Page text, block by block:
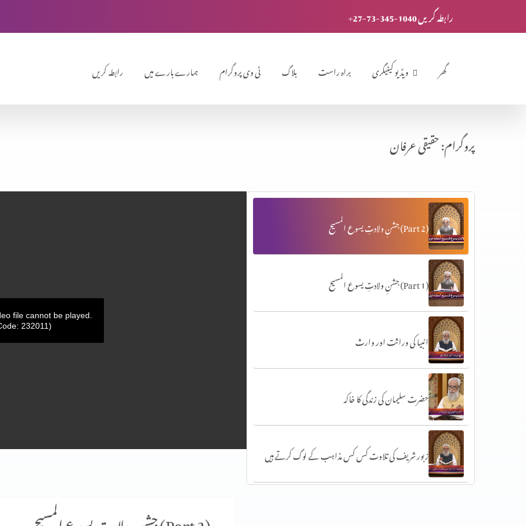
+27-73-345-1040 رابطہ کریں
رابطہ کریں ہمارے بارے میں ٹی وی پروگرام بلاگ براہ راست ویڈیو کیٹیگری گھر
پروگرام: حقیقی عرفان
file cannot be played.
232011)
جشنِ ولادتِ یسوع المسیح (Part 2)
جشنِ ولادتِ یسوع المسیح (Part 1)
انبیا کی وراثت اور وارث
حضرت سلیمان کی زندگی کا خاکہ
زبور شریف کی تلاوت کس کس مذاہب کے لوگ کرتے ہیں